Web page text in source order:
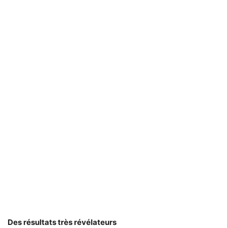
Des résultats très révélateurs